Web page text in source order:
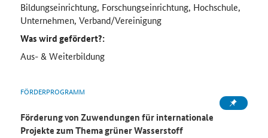
Bildungseinrichtung, Forschungseinrichtung, Hochschule,
Unternehmen, Verband/Vereinigung
Was wird gefördert?:
Aus- & Weiterbildung
FÖRDERPROGRAMM
Förderung von Zuwendungen für internationale
Projekte zum Thema grüner Wasserstoff